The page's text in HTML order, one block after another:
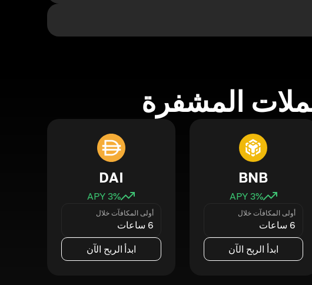
المشفرة
BNB
3% APY
أولى المكافآت خلال
6 ساعات
ابدأ الربح الآن
DAI
3% APY
أولى المكافآت خلال
6 ساعات
ابدأ الربح الآن